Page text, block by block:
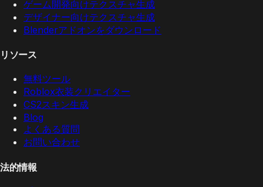
ゲーム開発向けテクスチャ生成
デザイナー向けテクスチャ生成
Blenderアドオンをダウンロード
リソース
無料ツール
Roblox衣装クリエイター
CS2スキン生成
Blog
よくある質問
お問い合わせ
法的情報